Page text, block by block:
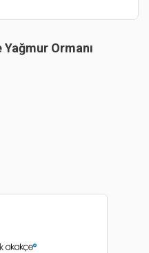
Ormanı